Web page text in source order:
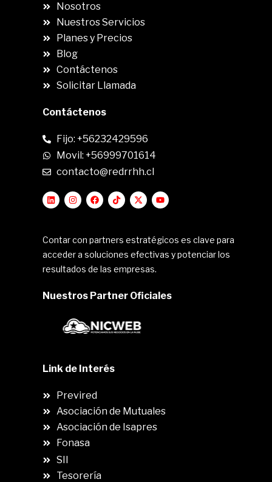
Nosotros
Nuestros Servicios
Planes y Precios
Blog
Contáctenos
Solicitar Llamada
Contáctenos
Fijo: +56232429596
Movil: +56999701614
contacto@redrrhh.cl
Contar con partners estratégicos es clave para
acceder a soluciones efectivas y potenciar los
resultados de las empresas.
Nuestros Partner Oficiales
Link de Interés
Previred
Asociación de Mutuales
Asociación de Isapres
Fonasa
SII
Tesorería